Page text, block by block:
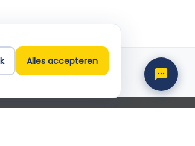
Alles accepteren